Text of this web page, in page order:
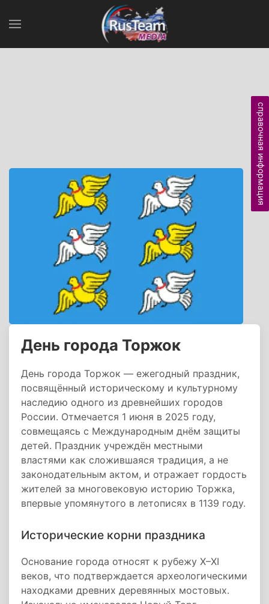
День города Торжок
День города Торжок — ежегодный праздник,
посвящённый историческому и культурному
наследию одного из древнейших городов
России. Отмечается 1 июня в 2025 году,
совмещаясь с Международным днём защиты
детей. Праздник учреждён местными
властями как сложившаяся традиция, а не
законодательным актом, и отражает гордость
жителей за многовековую историю Торжка,
впервые упомянутого в летописях в 1139 году.
Исторические корни праздника
Основание города относят к рубежу X–XI
веков, что подтверждается археологическими
находками древних деревянных мостовых.
справочная информация